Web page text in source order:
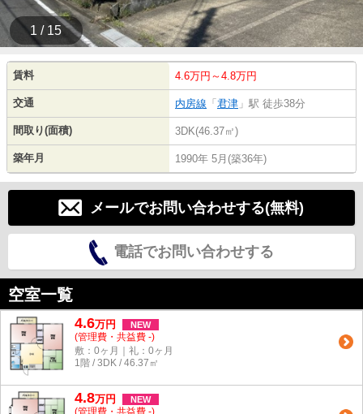
1 / 15
賃料 4.6万円～4.8万円
交通 内房線 「 君津 」駅 徒歩38分
間取り(面積) 3DK(46.37㎡)
築年月 1990年 5月(築36年)
メールでお問い合わせする(無料)
電話でお問い合わせする
空室一覧
4.6万円 NEW
(管理費・共益費 -)
敷：0ヶ月｜礼：0ヶ月
1階 / 3DK / 46.37㎡
4.8万円 NEW